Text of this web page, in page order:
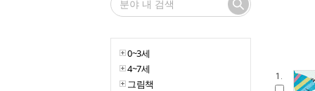
0~3세
4~7세
그림책
1.